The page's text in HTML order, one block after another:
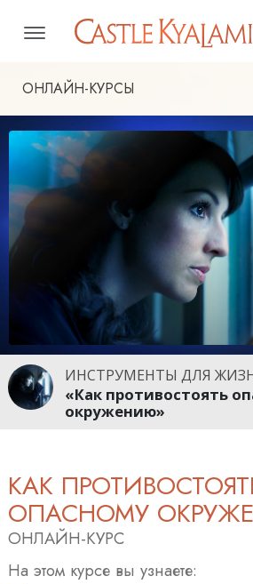
ОНЛАЙН-КУРСЫ
ИНСТРУМЕНТЫ ДЛЯ
«Как противостоять
окружению»
КАК
ОПАСНОМУ
ОНЛАЙН-КУРС
На этом курсе вы узнаете: